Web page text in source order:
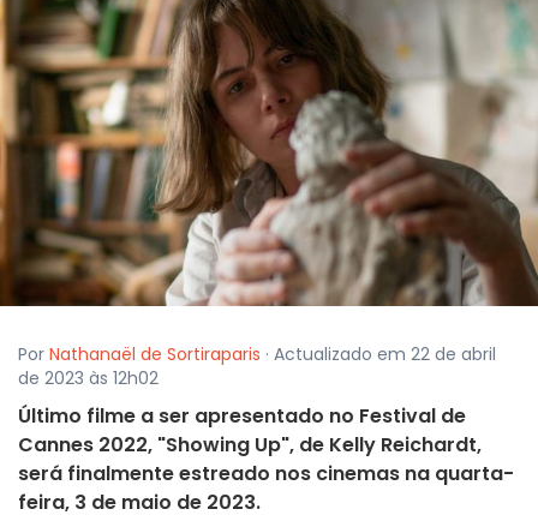
Por Nathanaël de Sortiraparis · Actualizado em 22 de abril
de 2023 às 12h02
Último filme a ser apresentado no Festival de
Cannes 2022, "Showing Up", de Kelly Reichardt,
será finalmente estreado nos cinemas na quarta-
feira, 3 de maio de 2023.